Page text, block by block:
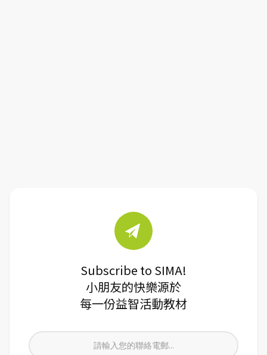
Subscribe to SIMA!
小朋友的快樂源於
每一份益智活動教材